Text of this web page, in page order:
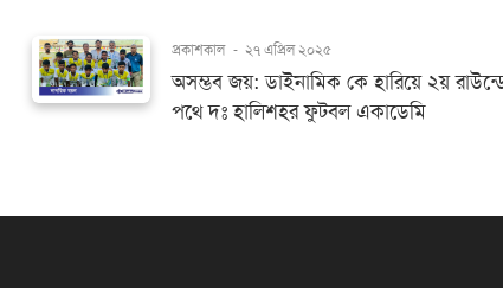
প্রকাশকাল - ২৭ এপ্রিল ২০২৫
অসম্ভব জয়: ডাইনামিক কে হারিয়ে ২য়
পথে দঃ হালিশহর ফুটবল একাডেমি